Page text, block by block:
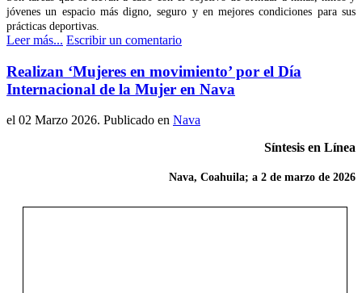
jóvenes un espacio más digno, seguro y en mejores condiciones para sus
prácticas deportivas.
Leer más... Escribir un comentario
Realizan ‘Mujeres en movimiento’ por el Día
Internacional de la Mujer en Nava
el 02 Marzo 2026. Publicado en Nava
Síntesis en Línea
Nava, Coahuila; a 2 de marzo de 2026